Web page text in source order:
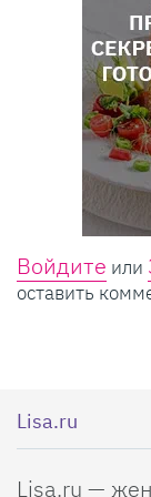
Войдите или
оставить
Lisa.ru
Lisa.ru —